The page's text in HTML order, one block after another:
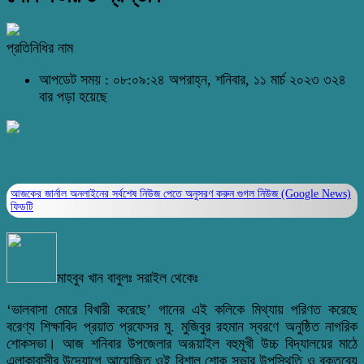
প্রতিনিধির নাম
আপডেট সময় : ০৮:০৯:২৪ অপরাহ্ন, শনিবার, ১১ মার্চ ২০২৩ ৩২৪
বার পড়া হয়েছে
আজকের জার্নাল অনলাইনের সর্বশেষ নিউজ পেতে অনুসরণ করুন গুগল নিউজ (Google News)
ফিডটি
মাহবুব খান বাবুলঃ সরাইল থেকেঃ
‘ভালবাসা মোরে বিখারী করেছে’ গানের এই কলিকে মিথ্যায় পরিণত করেছে
বরেণ্য শিক্ষাবিদ প্রয়াত প্রফেসর মু. মুজিবুর রহমান স্বরণে অনুষ্ঠিত নাগরিক
শোকসভা। আজ শনিবার উপজেলার অরূয়াইল বহুমূখী উচ্চ বিদ্যালয়ের মাঠে
এলাকাবাসীর উদ্যোগে আয়োজিত ওই বিশাল শোক সভার উপস্থিতি ও বক্তব্যে